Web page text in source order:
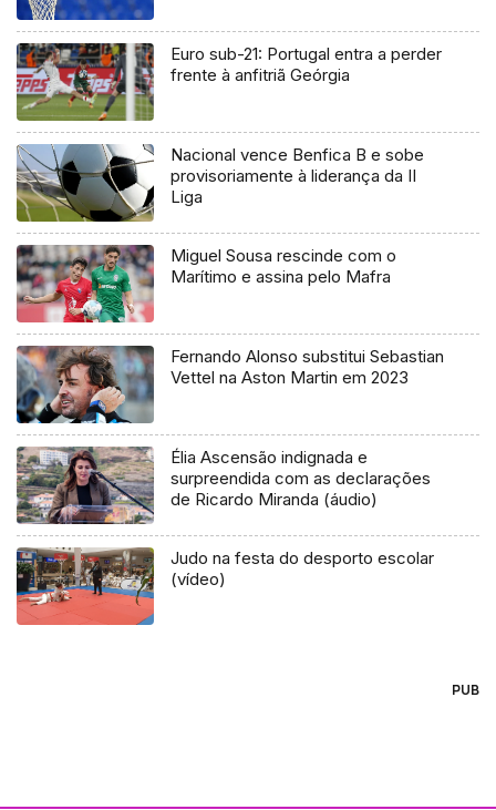
Euro sub-21: Portugal entra a perder
frente à anfitriã Geórgia
Nacional vence Benfica B e sobe
provisoriamente à liderança da II
Liga
Miguel Sousa rescinde com o
Marítimo e assina pelo Mafra
Fernando Alonso substitui Sebastian
Vettel na Aston Martin em 2023
Élia Ascensão indignada e
surpreendida com as declarações
de Ricardo Miranda (áudio)
Judo na festa do desporto escolar
(vídeo)
PUB